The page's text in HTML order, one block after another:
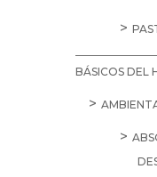
BÁSICOS DEL